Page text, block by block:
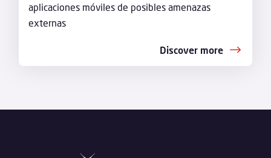
aplicaciones móviles de posibles amenazas
externas
Discover more